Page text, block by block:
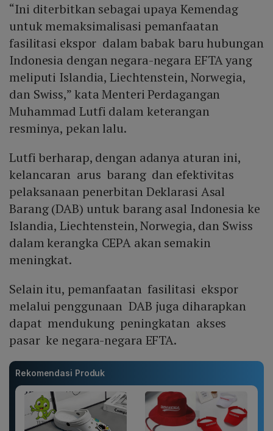
“Ini diterbitkan sebagai upaya Kemendag
untuk memaksimalisasi pemanfaatan
fasilitasi ekspor dalam babak baru hubungan
Indonesia dengan negara-negara EFTA yang
meliputi Islandia, Liechtenstein, Norwegia,
dan Swiss,” kata Menteri Perdagangan
Muhammad Lutfi dalam keterangan
resminya, pekan lalu.
Lutfi berharap, dengan adanya aturan ini,
kelancaran arus barang dan efektivitas
pelaksanaan penerbitan Deklarasi Asal
Barang (DAB) untuk barang asal Indonesia ke
Islandia, Liechtenstein, Norwegia, dan Swiss
dalam kerangka CEPA akan semakin
meningkat.
Selain itu, pemanfaatan fasilitasi ekspor
melalui penggunaan DAB juga diharapkan
dapat mendukung peningkatan akses
pasar ke negara-negara EFTA.
Rekomendasi Produk